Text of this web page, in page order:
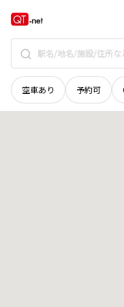
空車あり 予約可
群馬県